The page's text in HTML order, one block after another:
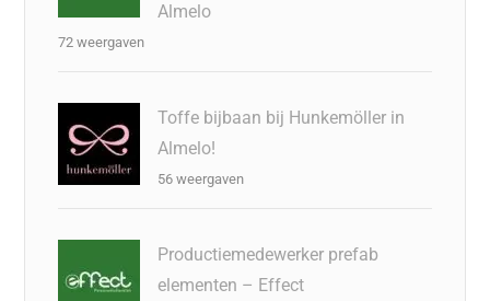
Almelo
72 weergaven
Toffe bijbaan bij Hunkemöller in
Almelo!
56 weergaven
Productiemedewerker prefab
elementen – Effect